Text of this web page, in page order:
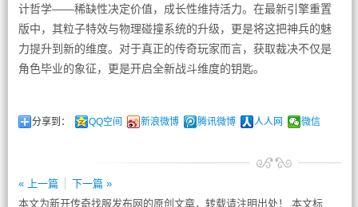
计哲学——稀缺性决定价值，成长性维持活力。在最新引擎重置
版中，其粒子特效与物理碰撞系统的升级，更是将这把神兵的魅
力提升到新的维度。对于真正的传奇玩家而言，获取裁决不仅是
角色毕业的象征，更是开启全新战斗维度的钥匙。
分享到： QQ空间 新浪微博 腾讯微博 人人网 微信
« 上一篇
下一篇 »
本文为新开传奇找服发布网的原创文章，转载请注明出处！ 本文标